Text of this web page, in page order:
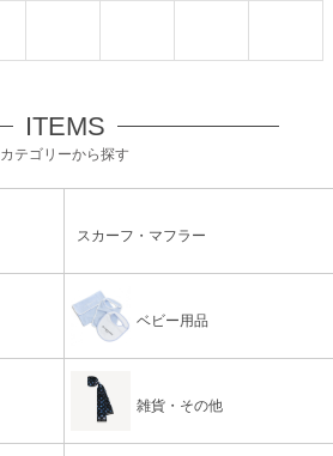
ITEMS
カテゴリーから探す
スカーフ・マフラー
ベビー用品
雑貨・その他